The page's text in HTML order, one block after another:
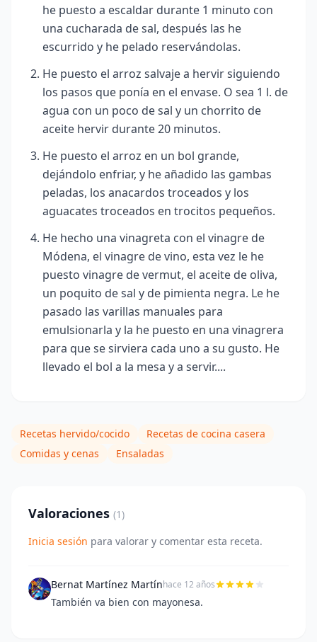
he puesto a escaldar durante 1 minuto con
una cucharada de sal, después las he
escurrido y he pelado reservándolas.
He puesto el arroz salvaje a hervir siguiendo
los pasos que ponía en el envase. O sea 1 l. de
agua con un poco de sal y un chorrito de
aceite hervir durante 20 minutos.
He puesto el arroz en un bol grande,
dejándolo enfriar, y he añadido las gambas
peladas, los anacardos troceados y los
aguacates troceados en trocitos pequeños.
He hecho una vinagreta con el vinagre de
Módena, el vinagre de vino, esta vez le he
puesto vinagre de vermut, el aceite de oliva,
un poquito de sal y de pimienta negra. Le he
pasado las varillas manuales para
emulsionarla y la he puesto en una vinagrera
para que se sirviera cada uno a su gusto. He
llevado el bol a la mesa y a servir....
Recetas hervido/cocido
Recetas de cocina casera
Comidas y cenas
Ensaladas
Valoraciones (1)
Inicia sesión para valorar y comentar esta receta.
Bernat Martínez Martínhace 12 años
También va bien con mayonesa.